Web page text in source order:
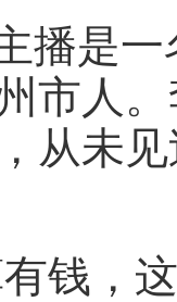
播是
市人
从未见
钱，